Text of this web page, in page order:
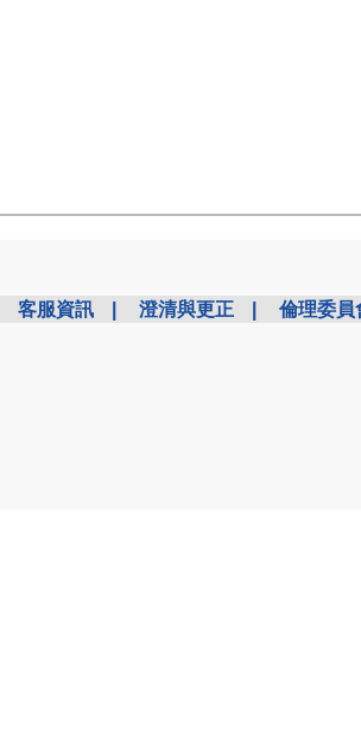
客服資訊 澄清與更正 倫理委員